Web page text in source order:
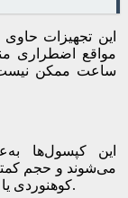
مواقع اضطراری
ساعت ممکن نیست
این کپسول‌ها
می‌شوند و حجم
کوهنوردی یا شرایط اورژانسی مورداستفاده قرار می‌گیرند.